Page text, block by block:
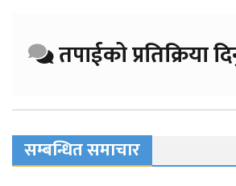
तपाईको प्रतिक्रिया
सम्बन्धित समाचार